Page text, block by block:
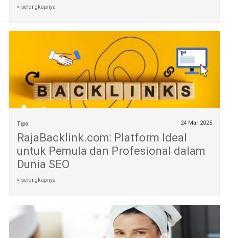
» selengkapnya
Tips 24 Mar 2025
RajaBacklink.com: Platform Ideal
untuk Pemula dan Profesional dalam
Dunia SEO
» selengkapnya